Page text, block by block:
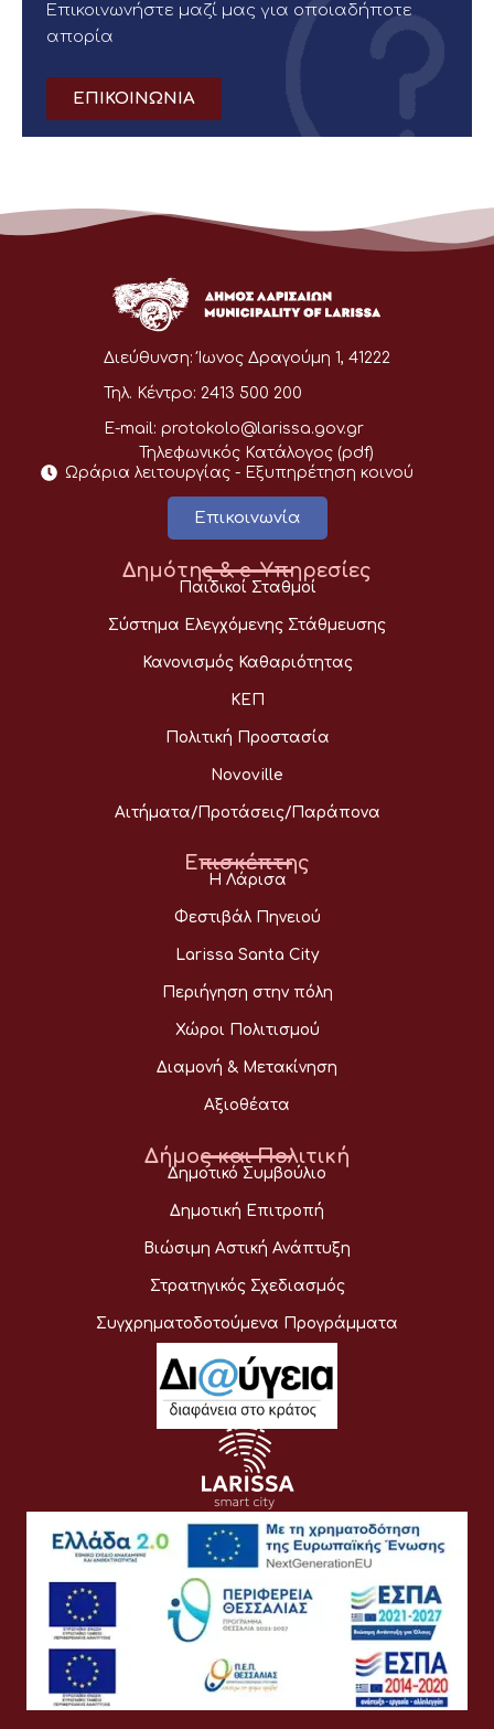
Επικοινωνήστε μαζί μας για οποιαδήποτε
απορία
ΕΠΙΚΟΙΝΩΝΙΑ
Διεύθυνση: Ίωνος Δραγούμη 1, 41222
Τηλ. Κέντρο: 2413 500 200
E-mail: protokolo@larissa.gov.gr
Τηλεφωνικός Κατάλογος (pdf)
Ωράρια λειτουργίας - Eξυπηρέτηση κοινού
Επικοινωνία
Δημότης & e-Υπηρεσίες
Παιδικοί Σταθμοί
Σύστημα Ελεγχόμενης Στάθμευσης
Κανονισμός Καθαριότητας
ΚΕΠ
Πολιτική Προστασία
Novoville
Αιτήματα/Προτάσεις/Παράπονα
Επισκέπτης
Η Λάρισα
Φεστιβάλ Πηνειού
Larissa Santa City
Περιήγηση στην πόλη
Χώροι Πολιτισμού
Διαμονή & Μετακίνηση
Αξιοθέατα
Δήμος και Πολιτική
Δημοτικό Συμβούλιο
Δημοτική Επιτροπή
Βιώσιμη Αστική Ανάπτυξη
Στρατηγικός Σχεδιασμός
Συγχρηματοδοτούμενα Προγράμματα